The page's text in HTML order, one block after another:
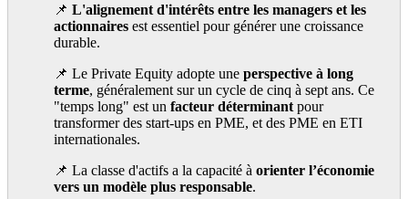
📌 L'alignement d'intérêts entre les managers et les
actionnaires est essentiel pour générer une croissance
durable.
📌 Le Private Equity adopte une perspective à long
terme, généralement sur un cycle de cinq à sept ans. Ce
"temps long" est un facteur déterminant pour
transformer des start-ups en PME, et des PME en ETI
internationales.
📌 La classe d'actifs a la capacité à orienter l’économie
vers un modèle plus responsable.